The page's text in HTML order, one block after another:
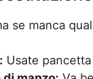
se manca
Usate